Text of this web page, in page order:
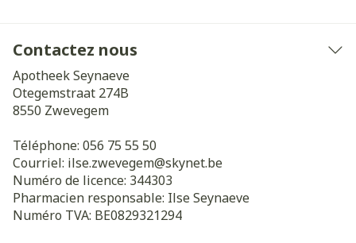
Contactez nous
Apotheek Seynaeve
Otegemstraat 274B
8550 Zwevegem
Téléphone: 056 75 55 50
Courriel: ilse.zwevegem@skynet.be
Numéro de licence: 344303
Pharmacien responsable: Ilse Seynaeve
Numéro TVA: BE0829321294